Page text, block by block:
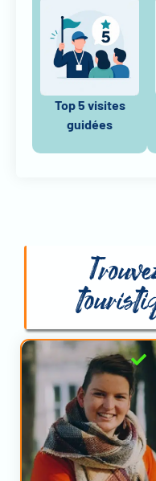
Top 5 visites
guidées